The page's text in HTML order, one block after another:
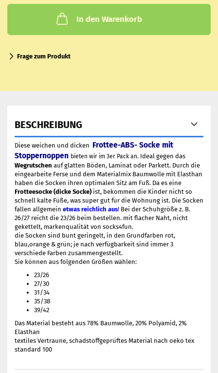
In den Warenkorb
Frage zum Produkt
BESCHREIBUNG
Diese weichen und dicken Frottee-ABS- Socke mit
Stoppernoppen bieten wir im 3er Pack an. Ideal gegen das
Wegrutschen auf glatten Böden, Laminat oder Parkett. Durch die
eingearbeite Ferse und dem Materialmix Baumwolle mit Elasthan
haben die Socken ihren optimalen Sitz am Fuß. Da es eine
Frotteesocke (dicke Socke) ist, bekommen die Kinder nicht so
schnell kalte Füße, was super gut für die Wohnung ist. Die Socken
fallen allgemein etwas reichlich aus! Bei der Schuhgröße z. B.
26/27 reicht die 23/26 beim bestellen. mit flacher Naht, nicht
gekettelt, markenqualität von socks4fun.
die Socken sind bunt geringelt, in den Grundfarben rot,
blau,orange & grün; je nach verfügbarkeit sind immer 3
verschiede Farben zusammengestellt.
Sie können aus folgenden Größen wählen:
23/26
27/30
31/34
35/38
39/42
Das Material besteht aus 78% Baumwolle, 20% Polyamid, 2%
Elasthan
textiles Vertraune, schadstoffgeprüftes Material nach oeko tex
standard 100